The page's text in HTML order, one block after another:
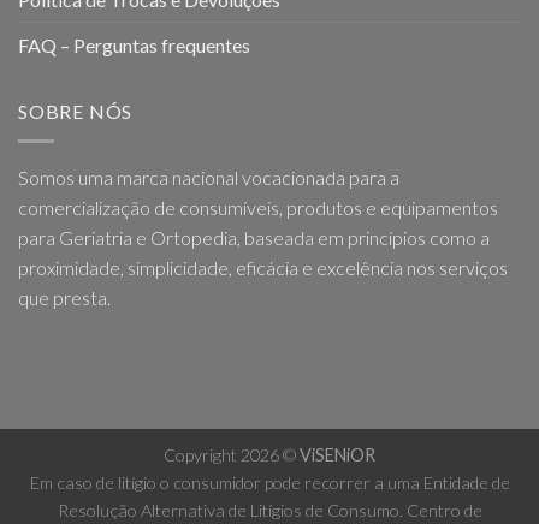
FAQ – Perguntas frequentes
SOBRE NÓS
Somos uma marca nacional vocacionada para a
comercialização de consumíveis, produtos e equipamentos
para Geriatria e Ortopedia, baseada em princípios como a
proximidade, simplicidade, eficácia e excelência nos serviços
que presta.
Copyright 2026 ©ViSENiOR
Em caso de litígio o consumidor pode recorrer a uma Entidade de
Resolução Alternativa de Litígios de Consumo. Centro de